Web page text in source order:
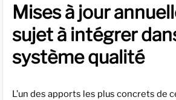
Mises à jour
sujet à intégrer
système qualité
L’un des apports les plus concrets de